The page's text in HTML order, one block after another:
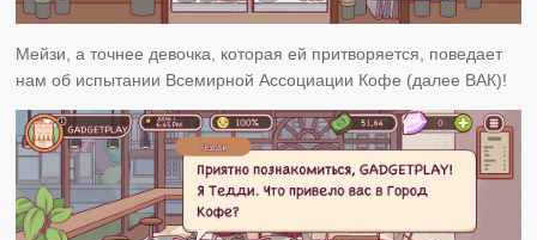
Мейзи, а точнее девочка, которая ей притворяется, поведает
нам об испытании Всемирной Ассоциации Кофе (далее ВАК)!